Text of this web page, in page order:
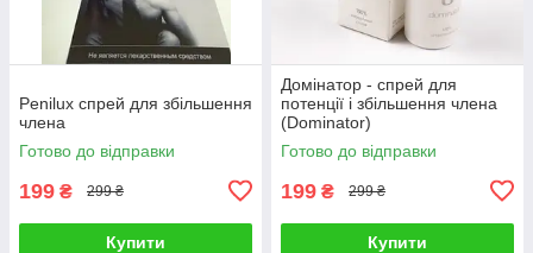
Penilux спрей для збільшення
члена
Готово до відправки
199 ₴ 299 ₴
Купити
Домінатор - спрей для
потенції і збільшення члена
(Dominator)
Готово до відправки
199 ₴ 299 ₴
Купити